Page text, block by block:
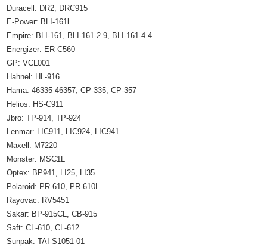
Duracell: DR2, DRC915
E-Power: BLI-161l
Empire: BLI-161, BLI-161-2.9, BLI-161-4.4
Energizer: ER-C560
GP: VCL001
Hahnel: HL-916
Hama: 46335 46357, CP-335, CP-357
Helios: HS-C911
Jbro: TP-914, TP-924
Lenmar: LIC911, LIC924, LIC941
Maxell: M7220
Monster: MSC1L
Optex: BP941, LI25, LI35
Polaroid: PR-610, PR-610L
Rayovac: RV5451
Sakar: BP-915CL, CB-915
Saft: CL-610, CL-612
Sunpak: TAI-S1051-01